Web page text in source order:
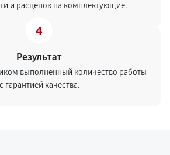
и расценок на комплектующие.
4
Результат
выполненный количество работы
с гарантией качества.